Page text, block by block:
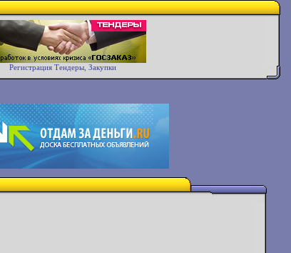
Регистрация Тендеры, Закупки